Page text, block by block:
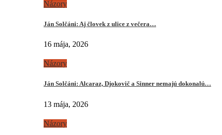
Názory
Ján Solčáni: Aj človek z ulice z večera…
16 mája, 2026
Názory
Ján Solčáni: Alcaraz, Djokovič a Sinner nemajú dokonalú…
13 mája, 2026
Názory